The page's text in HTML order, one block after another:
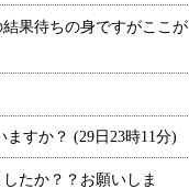
果待ちの身ですがここが
すか？ (29日23時11分)
たか？？お願いしま